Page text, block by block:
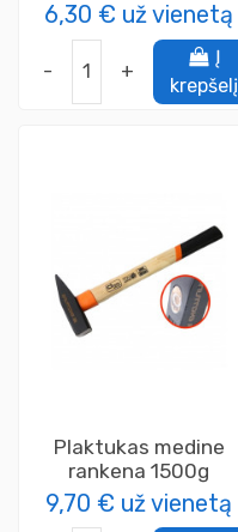
6,30 € už vienetą
- +
Į
krepšelį
Plaktukas medine
rankena 1500g
9,70 € už vienetą